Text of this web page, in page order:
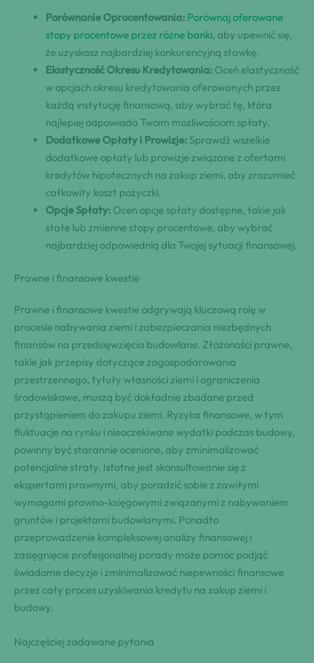
Porównanie Oprocentowania: Porównaj oferowane
stopy procentowe przez różne banki, aby upewnić się,
że uzyskasz najbardziej konkurencyjną stawkę.
Elastyczność Okresu Kredytowania: Oceń elastyczność
w opcjach okresu kredytowania oferowanych przez
każdą instytucję finansową, aby wybrać tę, która
najlepiej odpowiada Twoim możliwościom spłaty.
Dodatkowe Opłaty i Prowizje: Sprawdź wszelkie
dodatkowe opłaty lub prowizje związane z ofertami
kredytów hipotecznych na zakup ziemi, aby zrozumieć
całkowity koszt pożyczki.
Opcje Spłaty: Ocen opcje spłaty dostępne, takie jak
stałe lub zmienne stopy procentowe, aby wybrać
najbardziej odpowiednią dla Twojej sytuacji finansowej.
Prawne i finansowe kwestie
Prawne i finansowe kwestie odgrywają kluczową rolę w
procesie nabywania ziemi i zabezpieczania niezbędnych
finansów na przedsięwzięcia budowlane. Złożoności prawne,
takie jak przepisy dotyczące zagospodarowania
przestrzennego, tytuły własności ziemi i ograniczenia
środowiskowe, muszą być dokładnie zbadane przed
przystąpieniem do zakupu ziemi. Ryzyka finansowe, w tym
fluktuacje na rynku i nieoczekiwane wydatki podczas budowy,
powinny być starannie ocenione, aby zminimalizować
potencjalne straty. Istotne jest skonsultowanie się z
ekspertami prawnymi, aby poradzić sobie z zawiłymi
wymogami prawno-księgowymi związanymi z nabywaniem
gruntów i projektami budowlanymi. Ponadto
przeprowadzenie kompleksowej analizy finansowej i
zasięgnięcie profesjonalnej porady może pomóc podjąć
świadome decyzje i zminimalizować niepewności finansowe
przez cały proces uzyskiwania kredytu na zakup ziemi i
budowy.
Najczęściej zadawane pytania